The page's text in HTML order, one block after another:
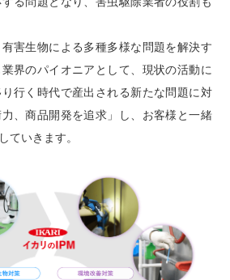
害生物による多種多様な問題を解決す
界のパイオニアとして、現状の活動に
行く時代で産出される新たな問題に対
、商品開発を追求」し、お客様と一緒
ていきます。